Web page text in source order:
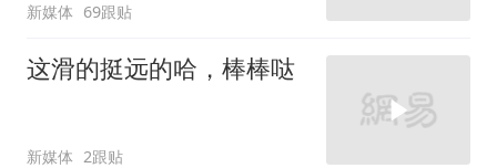
新媒体 69跟贴
这滑的挺远的哈，棒棒哒
新媒体 2跟贴